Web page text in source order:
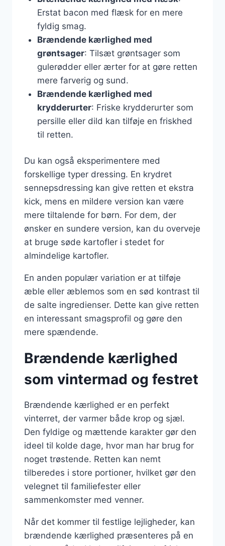
Erstat bacon med flæsk for en mere
fyldig smag.
Brændende kærlighed med
grøntsager: Tilsæt grøntsager som
gulerødder eller ærter for at gøre retten
mere farverig og sund.
Brændende kærlighed med
krydderurter: Friske krydderurter som
persille eller dild kan tilføje en friskhed
til retten.
Du kan også eksperimentere med
forskellige typer dressing. En krydret
sennepsdressing kan give retten et ekstra
kick, mens en mildere version kan være
mere tiltalende for børn. For dem, der
ønsker en sundere version, kan du overveje
at bruge søde kartofler i stedet for
almindelige kartofler.
En anden populær variation er at tilføje
æble eller æblemos som en sød kontrast til
de salte ingredienser. Dette kan give retten
en interessant smagsprofil og gøre den
mere spændende.
Brændende kærlighed
som vintermad og festret
Brændende kærlighed er en perfekt
vinterret, der varmer både krop og sjæl.
Den fyldige og mættende karakter gør den
ideel til kolde dage, hvor man har brug for
noget trøstende. Retten kan nemt
tilberedes i store portioner, hvilket gør den
velegnet til familiefester eller
sammenkomster med venner.
Når det kommer til festlige lejligheder, kan
brændende kærlighed præsenteres på en